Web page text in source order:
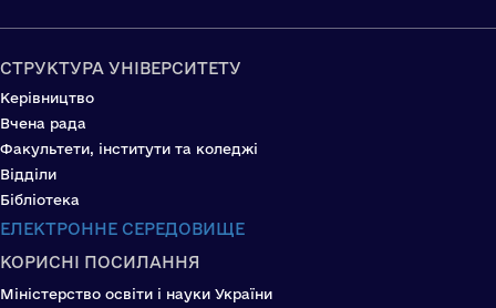
СТРУКТУРА УНІВЕРСИТЕТУ
Керівництво
Вчена рада
Факультети, інститути та коледжі
Відділи
Бібліотека
ЕЛЕКТРОННЕ СЕРЕДОВИЩЕ
КОРИСНІ ПОСИЛАННЯ
Міністерство освіти і науки України